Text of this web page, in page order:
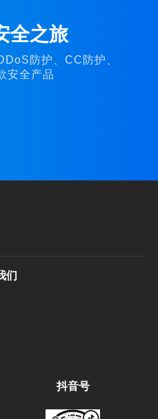
全之旅
防护、CC防护、
安全产品
们
抖音号